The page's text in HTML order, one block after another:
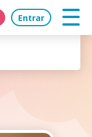
Entrar